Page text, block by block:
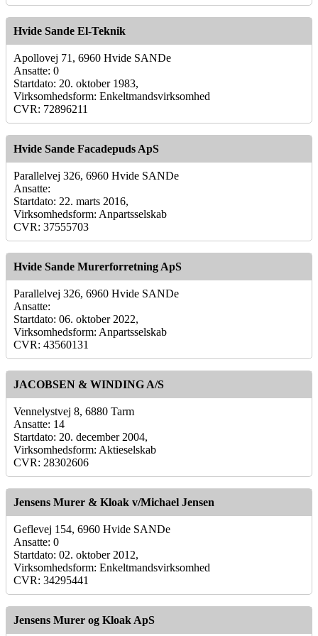
Hvide Sande El-Teknik
Apollovej 71, 6960 Hvide SANDe
Ansatte: 0
Startdato: 20. oktober 1983,
Virksomhedsform: Enkeltmandsvirksomhed
CVR: 72896211
Hvide Sande Facadepuds ApS
Parallelvej 326, 6960 Hvide SANDe
Ansatte:
Startdato: 22. marts 2016,
Virksomhedsform: Anpartsselskab
CVR: 37555703
Hvide Sande Murerforretning ApS
Parallelvej 326, 6960 Hvide SANDe
Ansatte:
Startdato: 06. oktober 2022,
Virksomhedsform: Anpartsselskab
CVR: 43560131
JACOBSEN & WINDING A/S
Vennelystvej 8, 6880 Tarm
Ansatte: 14
Startdato: 20. december 2004,
Virksomhedsform: Aktieselskab
CVR: 28302606
Jensens Murer & Kloak v/Michael Jensen
Geflevej 154, 6960 Hvide SANDe
Ansatte: 0
Startdato: 02. oktober 2012,
Virksomhedsform: Enkeltmandsvirksomhed
CVR: 34295441
Jensens Murer og Kloak ApS